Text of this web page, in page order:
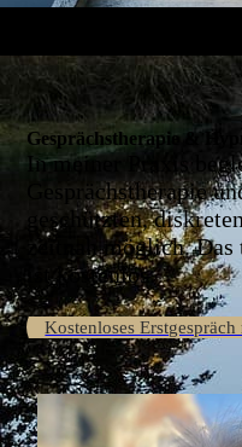
Gesprächstherapie &
In meiner Praxis
Gesprächstherapie
geschützten,
zeitnah möglich.
ist kostenlos.
Kostenloses Erstgespräch